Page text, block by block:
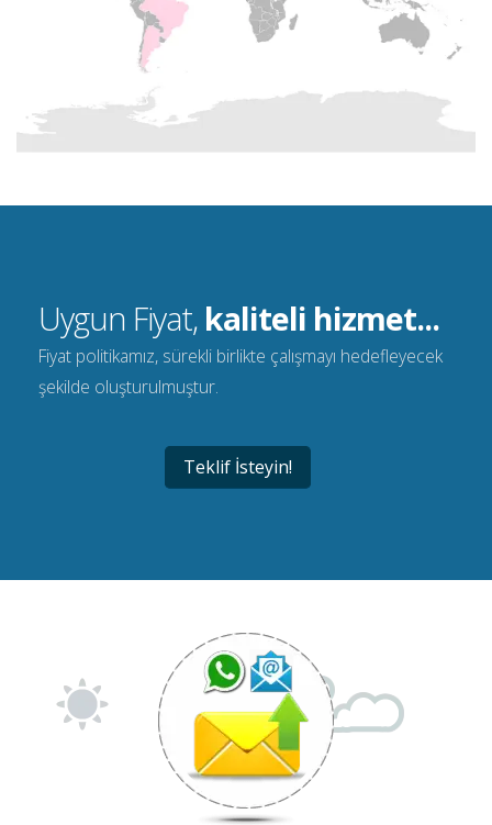
Uygun Fiyat, kaliteli hizmet...
Fiyat politikamız, sürekli birlikte çalışmayı hedefleyecek
şekilde oluşturulmuştur.
Teklif İsteyin!